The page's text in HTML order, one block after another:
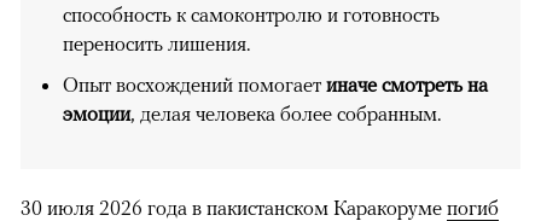
способность к самоконтролю и готовность
переносить лишения.
Опыт восхождений помогает иначе смотреть на
эмоции, делая человека более собранным.
30 июля 2026 года в пакистанском Каракоруме погиб